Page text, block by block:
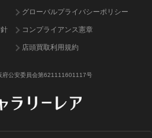
グローバルプライバシーポリシー
コンプライアンス憲章
店頭買取利用規約
府公安委員会第621111601117号